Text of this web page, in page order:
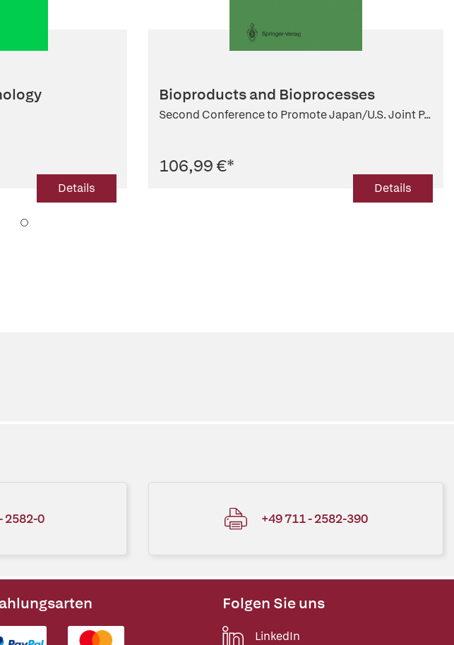
Details
Bioproducts and Bioprocesses
Second Conference to Promote Japan/U.S. Joint P...
106,99 €*
Details
2582-0 +49 711 - 2582-390
Folgen Sie uns
LinkedIn